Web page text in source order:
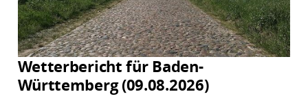
Wetterbericht für Baden-
Württemberg (09.08.2026)